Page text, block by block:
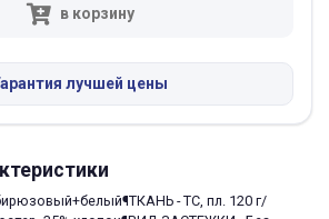
в корзину
лучшей цены
- TC, пл. 120 г/